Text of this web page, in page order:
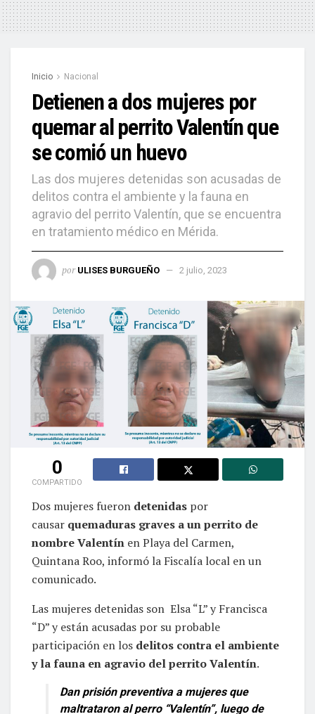
Inicio Nacional
Detienen a dos mujeres por
quemar al perrito Valentín que
se comió un huevo
Las dos mujeres detenidas son acusadas de
delitos contra el ambiente y la fauna en
agravio del perrito Valentín, que se encuentra
en tratamiento médico en Mérida.
por ULISES BURGUEÑO 2 julio, 2023
0
COMPARTIDO
Dos mujeres fueron detenidas por
causar quemaduras graves a un perrito de
nombre Valentín en Playa del Carmen,
Quintana Roo, informó la Fiscalía local en un
comunicado.
Las mujeres detenidas son Elsa “L” y Francisca
“D” y están acusadas por su probable
participación en los delitos contra el ambiente
y la fauna en agravio del perrito Valentín.
Dan prisión preventiva a mujeres que
maltrataron al perro “Valentín”, luego de